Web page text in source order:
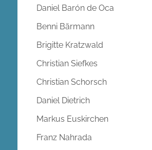
Daniel Barón de Oca
Benni Bärmann
Brigitte Kratzwald
Christian Siefkes
Christian Schorsch
Daniel Dietrich
Markus Euskirchen
Franz Nahrada